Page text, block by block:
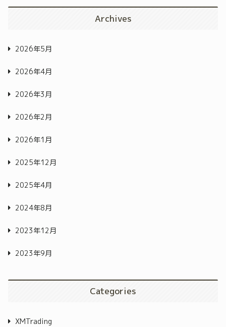
Archives
2026年5月
2026年4月
2026年3月
2026年2月
2026年1月
2025年12月
2025年4月
2024年8月
2023年12月
2023年9月
Categories
XMTrading